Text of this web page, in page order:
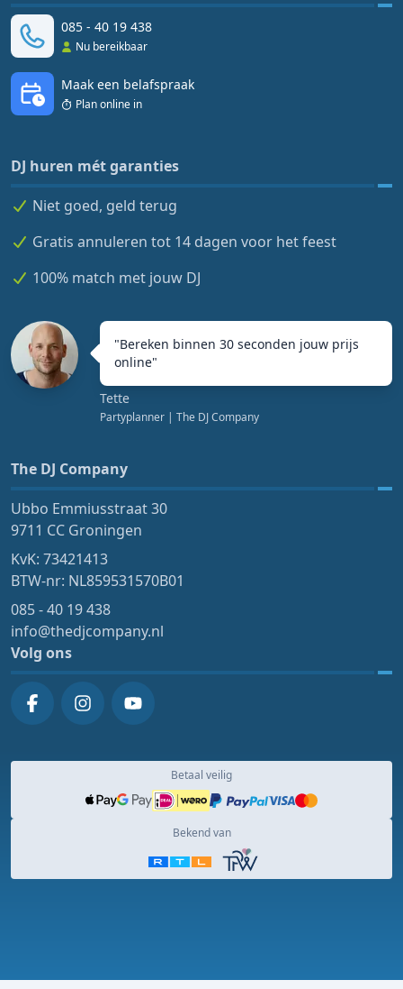
085 - 40 19 438
Nu bereikbaar
Maak een belafspraak
Plan online in
DJ huren mét garanties
Niet goed, geld terug
Gratis annuleren tot 14 dagen voor het feest
100% match met jouw DJ
"Bereken binnen 30 seconden jouw prijs
online"
Tette
Partyplanner | The DJ Company
The DJ Company
Ubbo Emmiusstraat 30
9711 CC Groningen
KvK: 73421413
BTW-nr: NL859531570B01
085 - 40 19 438
info@thedjcompany.nl
Volg ons
Betaal veilig
Bekend van